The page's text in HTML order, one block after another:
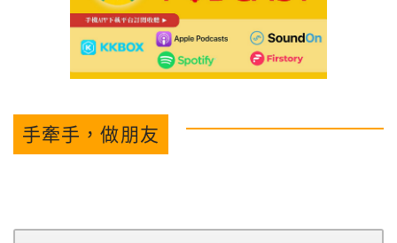
手牽手，做朋友